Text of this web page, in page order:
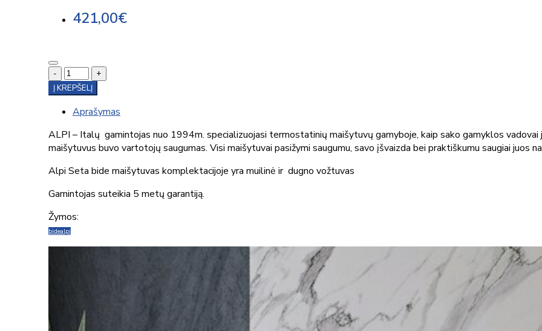
421,00€
-
+
Į KREPŠELĮ
Aprašymas
ALPI – Italų gamintojas nuo 1994m. specializuojasi termostatinių maišytuvų gamyboje, kaip sako gamyklos vadovai
maišytuvus buvo vartotojų saugumas. Visi maišytuvai pasižymi saugumu, savo įšvaizda bei praktiškumu saugiai juos
Alpi Seta bide maišytuvas komplektacijoje yra muilinė ir dugno vožtuvas
Gamintojas suteikia 5 metų garantiją.
Žymos:
bidealpi